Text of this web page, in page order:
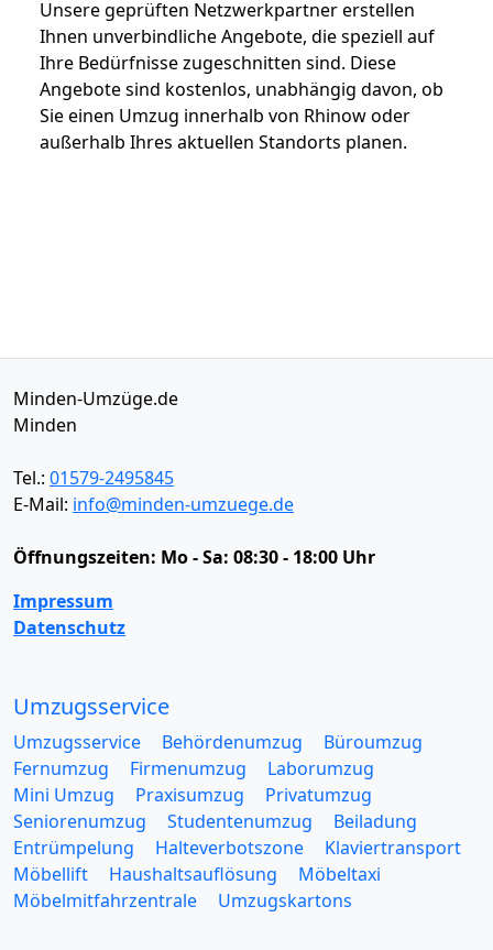
Unsere geprüften Netzwerkpartner erstellen
Ihnen unverbindliche Angebote, die speziell auf
Ihre Bedürfnisse zugeschnitten sind. Diese
Angebote sind kostenlos, unabhängig davon, ob
Sie einen Umzug innerhalb von Rhinow oder
außerhalb Ihres aktuellen Standorts planen.
Minden-Umzüge.de
Minden
Tel.: 01579-2495845
E-Mail: info@minden-umzuege.de
Öffnungszeiten: Mo - Sa: 08:30 - 18:00 Uhr
Impressum
Datenschutz
Umzugsservice
Umzugsservice Behördenumzug
Büroumzug
Fernumzug
Firmenumzug
Laborumzug
Mini Umzug
Praxisumzug
Privatumzug
Seniorenumzug
Studentenumzug
Beiladung
Entrümpelung
Halteverbotszone
Klaviertransport
Möbellift
Haushaltsauflösung
Möbeltaxi
Möbelmitfahrzentrale
Umzugskartons